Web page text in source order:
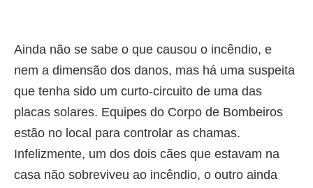
Ainda não se sabe o que causou o incêndio, e
nem a dimensão dos danos, mas há uma suspeita
que tenha sido um curto-circuito de uma das
placas solares. Equipes do Corpo de Bombeiros
estão no local para controlar as chamas.
Infelizmente, um dos dois cães que estavam na
casa não sobreviveu ao incêndio, o outro ainda